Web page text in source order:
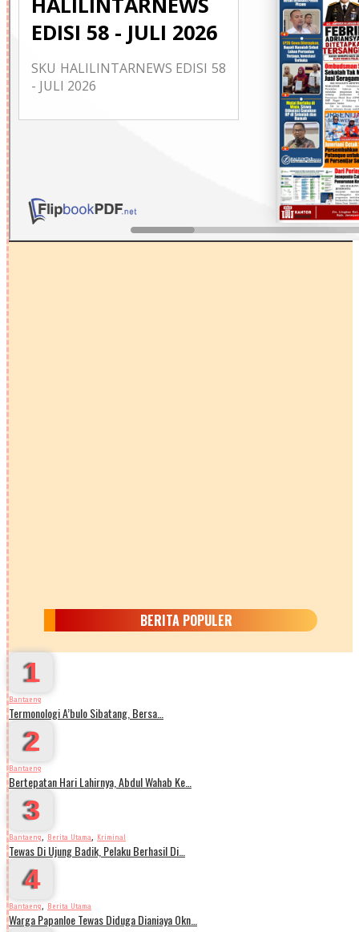
BERITA POPULER
1
Bantaeng
Termonologi A’bulo Sibatang, Bersa…
2
Bantaeng
Bertepatan Hari Lahirnya, Abdul Wahab Ke…
3
Bantaeng, Berita Utama, Kriminal
Tewas Di Ujung Badik, Pelaku Berhasil Di…
4
Bantaeng, Berita Utama
Warga Papanloe Tewas Diduga Dianiaya Okn…